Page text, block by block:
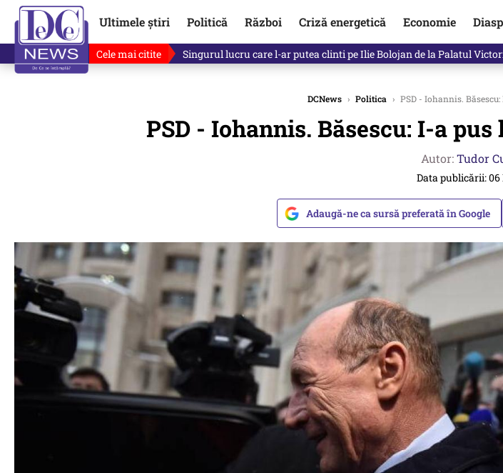
Ultimele știri Politică Război Criză energetică Economie
Cele mai citite Ce se întâmplă cu primul buletin electronic, decizia luată astăzi de
DCNews › Politica › PSD - Iohannis.
PSD - Iohannis. Băsescu: I-a
Autor:Tudor
Data publicării: 06
Adaugă-ne ca sursă preferată în Google